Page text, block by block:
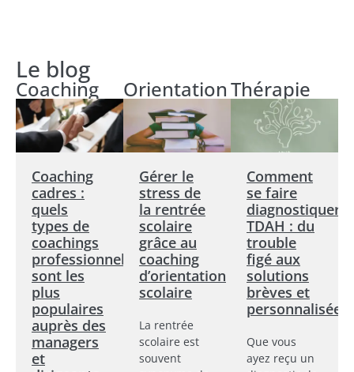
Le blog
Coaching
Coaching
cadres :
quels
types de
coachings
professionnels
sont les
plus
populaires
auprès des
managers
et
Orientation
Gérer le
stress de
la rentrée
scolaire
grâce au
coaching
d’orientation
scolaire
La rentrée
scolaire est
souvent
Thérapie
Comment
se faire
diagnostiquer
TDAH : du
trouble
figé aux
solutions
brèves et
personnalisées
Que vous
ayez reçu un